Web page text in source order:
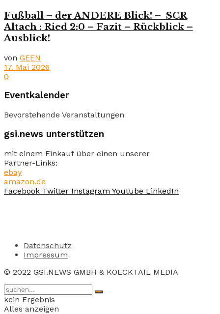
Fußball – der ANDERE Blick! – SCR
Altach : Ried 2:0 – Fazit – Rückblick –
Ausblick!
von GEEN
17. Mai 2026
0
Eventkalender
Bevorstehende Veranstaltungen
gsi.news unterstützen
mit einem Einkauf über einen unserer
Partner-Links:
ebay
amazon.de
Facebook Twitter Instagram Youtube LinkedIn
Datenschutz
Impressum
© 2022 GSI.NEWS GMBH & KOECKTAIL MEDIA
kein Ergebnis
Alles anzeigen